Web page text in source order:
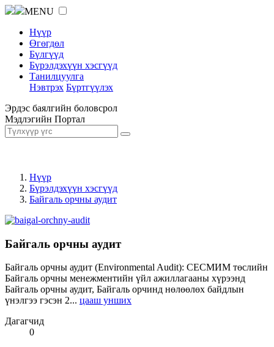
MENU
Нүүр
Өгөгдөл
Бүлгүүд
Бүрэлдэхүүн хэсгүүд
Танилцуулга
Нэвтрэх Бүртгүүлэх
Эрдэс баялгийн боловсрол
Мэдлэгийн Портал
Нүүр
Бүрэлдэхүүн хэсгүүд
Байгаль орчны аудит
Байгаль орчны аудит
Байгаль орчны аудит (Environmental Audit): СЕСМИМ төслийн
Байгаль орчны менежментийн үйл ажиллагааны хүрээнд
Байгаль орчны аудит, Байгаль орчинд нөлөөлөх байдлын
үнэлгээ гэсэн 2... цааш унших
Дагагчид
0